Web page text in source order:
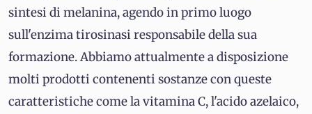
sintesi di melanina, agendo in primo luogo
sull'enzima tirosinasi responsabile della sua
formazione. Abbiamo attualmente a disposizione
molti prodotti contenenti sostanze con queste
caratteristiche come la vitamina C, l'acido azelaico,